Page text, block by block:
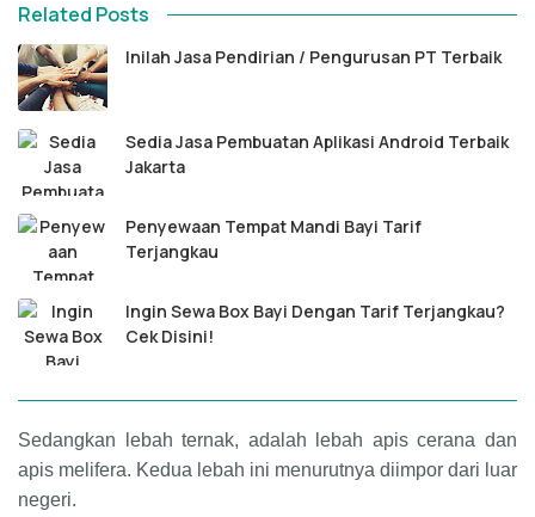
Related Posts
Inilah Jasa Pendirian / Pengurusan PT Terbaik
Sedia Jasa Pembuatan Aplikasi Android Terbaik
Jakarta
Penyewaan Tempat Mandi Bayi Tarif
Terjangkau
Ingin Sewa Box Bayi Dengan Tarif Terjangkau?
Cek Disini!
Sedangkan lebah ternak, adalah lebah apis cerana dan
apis melifera. Kedua lebah ini menurutnya diimpor dari luar
negeri.